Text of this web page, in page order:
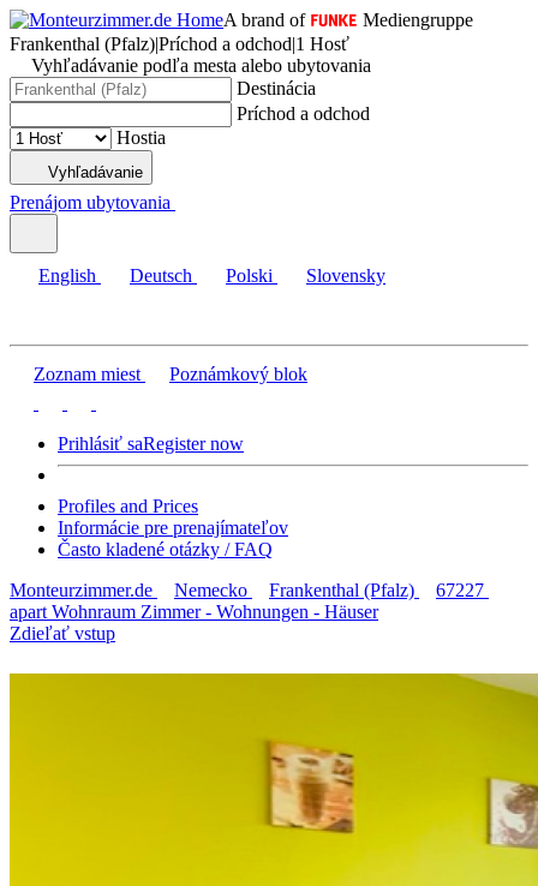
A brand of
Mediengruppe
Frankenthal (Pfalz)|Príchod a odchod|1 Hosť
Vyhľadávanie podľa mesta alebo ubytovania
Destinácia
Príchod a odchod
Hostia
Vyhľadávanie
Prenájom ubytovania
English Deutsch Polski Slovensky
Zoznam miest Poznámkový blok
Prihlásiť saRegister now
Profiles and Prices
Informácie pre prenajímateľov
Často kladené otázky / FAQ
Monteurzimmer.de
Nemecko Frankenthal (Pfalz)
67227
apart Wohnraum Zimmer - Wohnungen - Häuser
Zdieľať vstup